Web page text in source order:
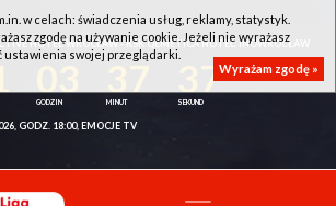
HOTEL WROCŁAW - KSK QEMETICA NOTEĆ INOWROCŁAW
37
GODZ. 18:00, EMOCJE TV
w celach: świadczenia usług, reklamy, statystyk.
zgodę na używanie cookie. Jeżeli nie wyrażasz
ustawienia swojej przeglądarki.
Wyrażam zgodę »